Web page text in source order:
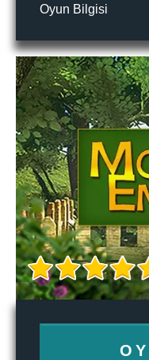
Oyun Bilgisi